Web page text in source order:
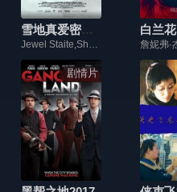
雪地真爱密码(台湾)2015
Jewel Staite,Shawn Roberts,Cindy Busby,Shaun Johnston,Mark Meer
剧情片